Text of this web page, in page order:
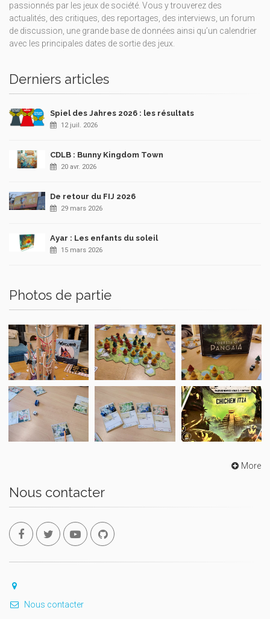
passionnés par les jeux de société. Vous y trouverez des
actualités, des critiques, des reportages, des interviews, un forum
de discussion, une grande base de données ainsi qu’un calendrier
avec les principales dates de sortie des jeux.
Derniers articles
Spiel des Jahres 2026 : les résultats
12 juil. 2026
CDLB : Bunny Kingdom Town
20 avr. 2026
De retour du FIJ 2026
29 mars 2026
Ayar : Les enfants du soleil
15 mars 2026
Photos de partie
More
Nous contacter
Nous contacter